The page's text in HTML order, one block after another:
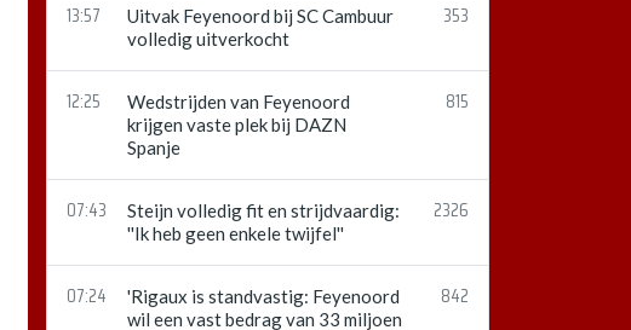
13:57
Uitvak Feyenoord bij SC Cambuur
volledig uitverkocht
353
12:25
Wedstrijden van Feyenoord
krijgen vaste plek bij DAZN
Spanje
815
07:43
Steijn volledig fit en strijdvaardig:
''Ik heb geen enkele twijfel''
2326
07:24
'Rigaux is standvastig: Feyenoord
wil een vast bedrag van 33 miljoen
842